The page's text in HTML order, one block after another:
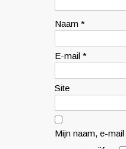
Naam *
E-mail *
Site
Mijn naam, e-